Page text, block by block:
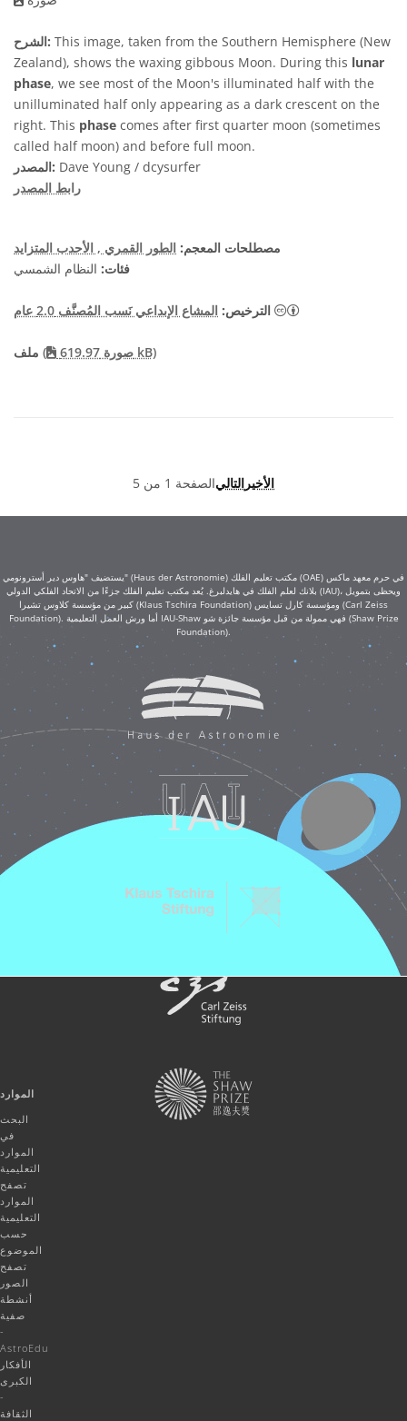
الشرح: This image, taken from the Southern Hemisphere (New
Zealand), shows the waxing gibbous Moon. During this lunar
phase, we see most of the Moon's illuminated half with the
unilluminated half only appearing as a dark crescent on the
right. This phase comes after first quarter moon (sometimes
called half moon) and before full moon.
المصدر: Dave Young / dcysurfer
رابط المصدر
مصطلحات المعجم: الطور القمري , الأحدب المتزايد
فئات: النظام الشمسي
الترخيص: المشاع الإبداعي نَسب المُصنَّف 2.0 عام
ملف ( صورة 619.97 kB)
الصفحة 1 من 5التالي الأخير
يستضيف "هاوس دير أسترونومي" (Haus der Astronomie) مكتب تعليم الفلك (OAE) في حرم معهد ماكس
بلانك لعلم الفلك في هايدلبرغ. يُعد مكتب تعليم الفلك جزءًا من الاتحاد الفلكي الدولي (IAU)، ويحظى بتمويل
كبير من مؤسسة كلاوس تشيرا (Klaus Tschira Foundation) ومؤسسة كارل تسايس (Carl Zeiss
Foundation). أما ورش العمل التعليمية IAU-Shaw فهي ممولة من قبل مؤسسة جائزة شو (Shaw Prize
Foundation).
الموارد
البحث
في
الموارد
التعليمية
تصفح
الموارد
التعليمية
حسب
الموضوع
تصفح
الصور
أنشطة
صفية
-
AstroEdu
الأفكار
الكبرى
-
الثقافة